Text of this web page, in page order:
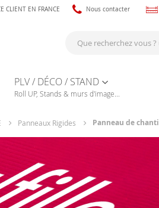
CLIENT EN FRANCE Nous contacter
PLV / DÉCO / STAND
Roll UP, Stands & murs d'image...
Panneaux Rigides Panneau de